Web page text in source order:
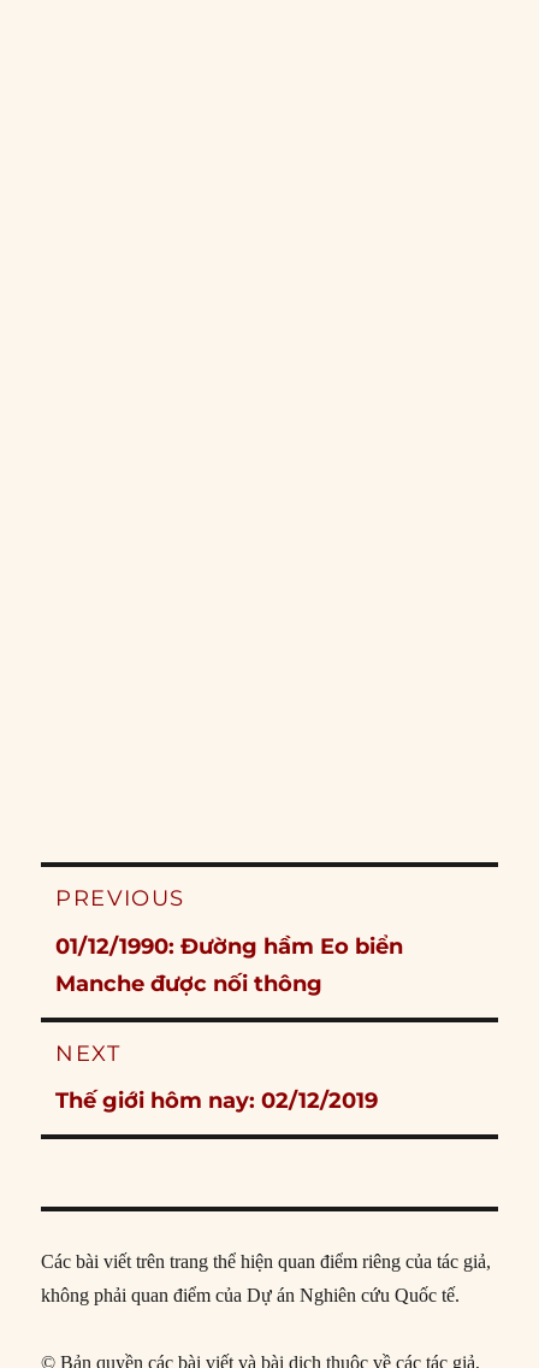
Post
PREVIOUS
Previous
post:
01/12/1990: Đường hầm Eo biển
Manche được nối thông
NEXT
Next
post:
Thế giới hôm nay: 02/12/2019
Các bài viết trên trang thể hiện quan điểm riêng của tác giả,
không phải quan điểm của Dự án Nghiên cứu Quốc tế.
© Bản quyền các bài viết và bài dịch thuộc về các tác giả,